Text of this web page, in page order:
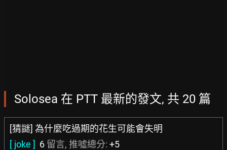
Solosea 在 PTT 最新的發文, 共 20 篇
[猜謎] 為什麼吃過期的花生可能會失明
[ joke ] 6 留言, 推噓總分: +5